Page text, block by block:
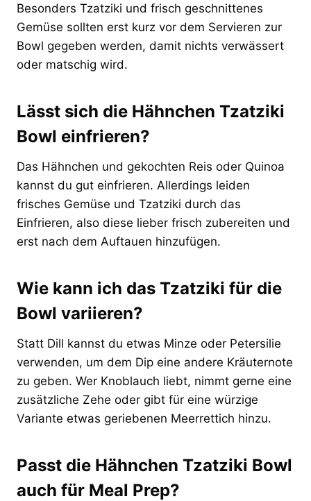
Besonders Tzatziki und frisch geschnittenes
Gemüse sollten erst kurz vor dem Servieren zur
Bowl gegeben werden, damit nichts verwässert
oder matschig wird.
Lässt sich die Hähnchen Tzatziki
Bowl einfrieren?
Das Hähnchen und gekochten Reis oder Quinoa
kannst du gut einfrieren. Allerdings leiden
frisches Gemüse und Tzatziki durch das
Einfrieren, also diese lieber frisch zubereiten und
erst nach dem Auftauen hinzufügen.
Wie kann ich das Tzatziki für die
Bowl variieren?
Statt Dill kannst du etwas Minze oder Petersilie
verwenden, um dem Dip eine andere Kräuternote
zu geben. Wer Knoblauch liebt, nimmt gerne eine
zusätzliche Zehe oder gibt für eine würzige
Variante etwas geriebenen Meerrettich hinzu.
Passt die Hähnchen Tzatziki Bowl
auch für Meal Prep?